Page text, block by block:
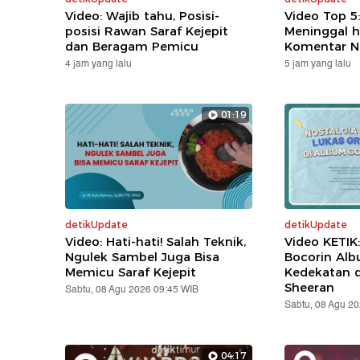
Video: Wajib tahu, Posisi-
posisi Rawan Saraf Kejepit
dan Beragam Pemicu
4 jam yang lalu
Video Top
Meninggal
Komentar
5 jam yang lalu
01:19
detikUpdate
Video: Hati-hati! Salah Teknik,
Ngulek Sambel Juga Bisa
Memicu Saraf Kejepit
Sabtu, 08 Agu 2026 09:45 WIB
detikUpdate
Video
Bocorin
Kedekatan
Sheeran
Sabtu, 08 Agu
04:17